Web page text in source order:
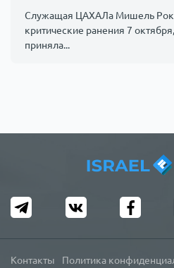
Служащая ЦАХАЛа Мишель
критические ранения 7
приняла...
Контакты Политика